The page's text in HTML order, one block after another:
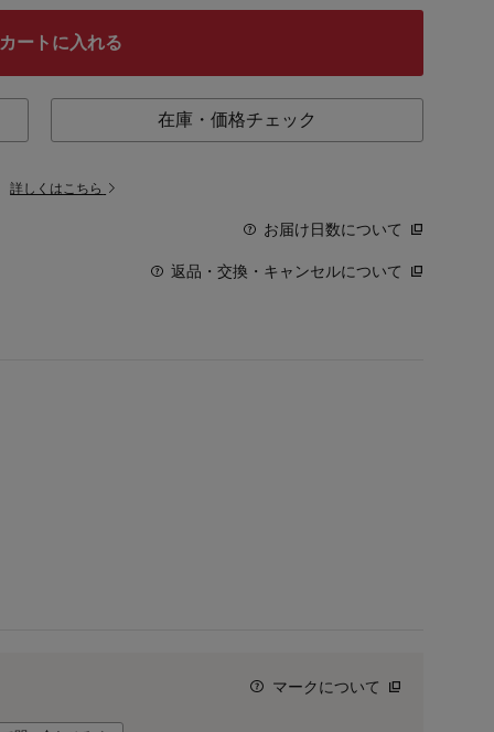
カートに入れる
在庫・価格チェック
詳しくはこちら
お届け日数について
返品・交換・キャンセルについて
マークについて